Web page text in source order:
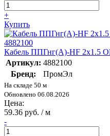
+
Купить
Кабель ППГнг(А)-HF 2х1.5
Артикул: 4882100
Бренд:
ПромЭл
На складе 50 м
Обновлено 06.08.2026
Цена:
59.36 руб. / м
-